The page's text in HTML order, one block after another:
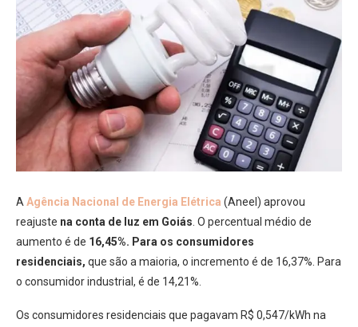
A Agência Nacional de Energia Elétrica (Aneel) aprovou
reajuste na conta de luz em Goiás . O percentual médio de
aumento é de 16,45%. Para os consumidores
residenciais, que são a maioria, o incremento é de 16,37%. Para
o consumidor industrial, é de 14,21%.
Os consumidores residenciais que pagavam R$ 0,547/kWh na